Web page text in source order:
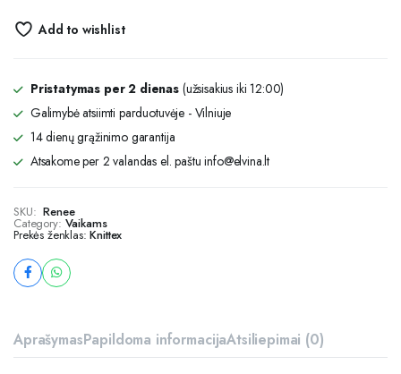
Add to wishlist
Pristatymas per 2 dienas (užsisakius iki 12:00)
Galimybė atsiimti parduotuvėje - Vilniuje
14 dienų grąžinimo garantija
Atsakome per 2 valandas el. paštu info@elvina.lt
SKU: Renee
Category: Vaikams
Prekės ženklas:Knittex
AprašymasPapildoma informacijaAtsiliepimai (0)